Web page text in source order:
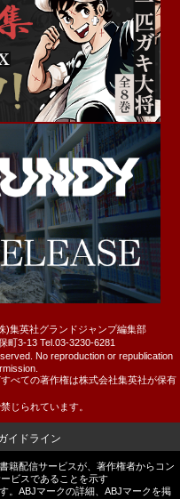
)集英社グランドジャンプ編集部
町3-13 Tel.03-3230-6281
No reproduction or republication
べての著作権は株式会社集英社が保有
じられています。
イドライン
籍配信サービスが、著作権者からコン
ビスであることを示す
。ABJマークの詳細、ABJマークを掲